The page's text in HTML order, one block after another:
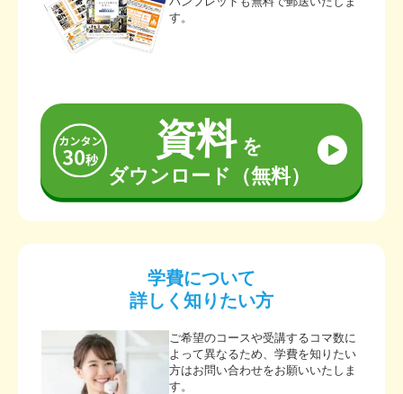
す。
資料を
ダウンロード（無料）
学費について
詳しく知りたい方
ご希望のコースや受講するコマ数に
よって異なるため、学費を知りたい
方はお問い合わせをお願いいたしま
す。